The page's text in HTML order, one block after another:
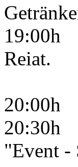
19:00h
Reiat.
20:00h
20:30h
"Event -